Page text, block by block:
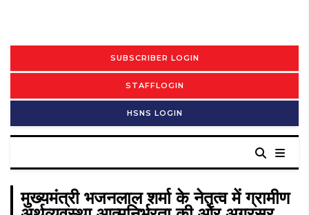
SUBSCRIBER LOGIN
STAFFLOGIN
HSNS LOGIN
मुख्यमंत्री भजनलाल शर्मा के नेतृत्व में ग्रामीण